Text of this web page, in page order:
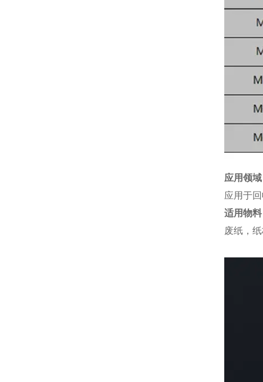
应用领
应用于
适用物
废纸，